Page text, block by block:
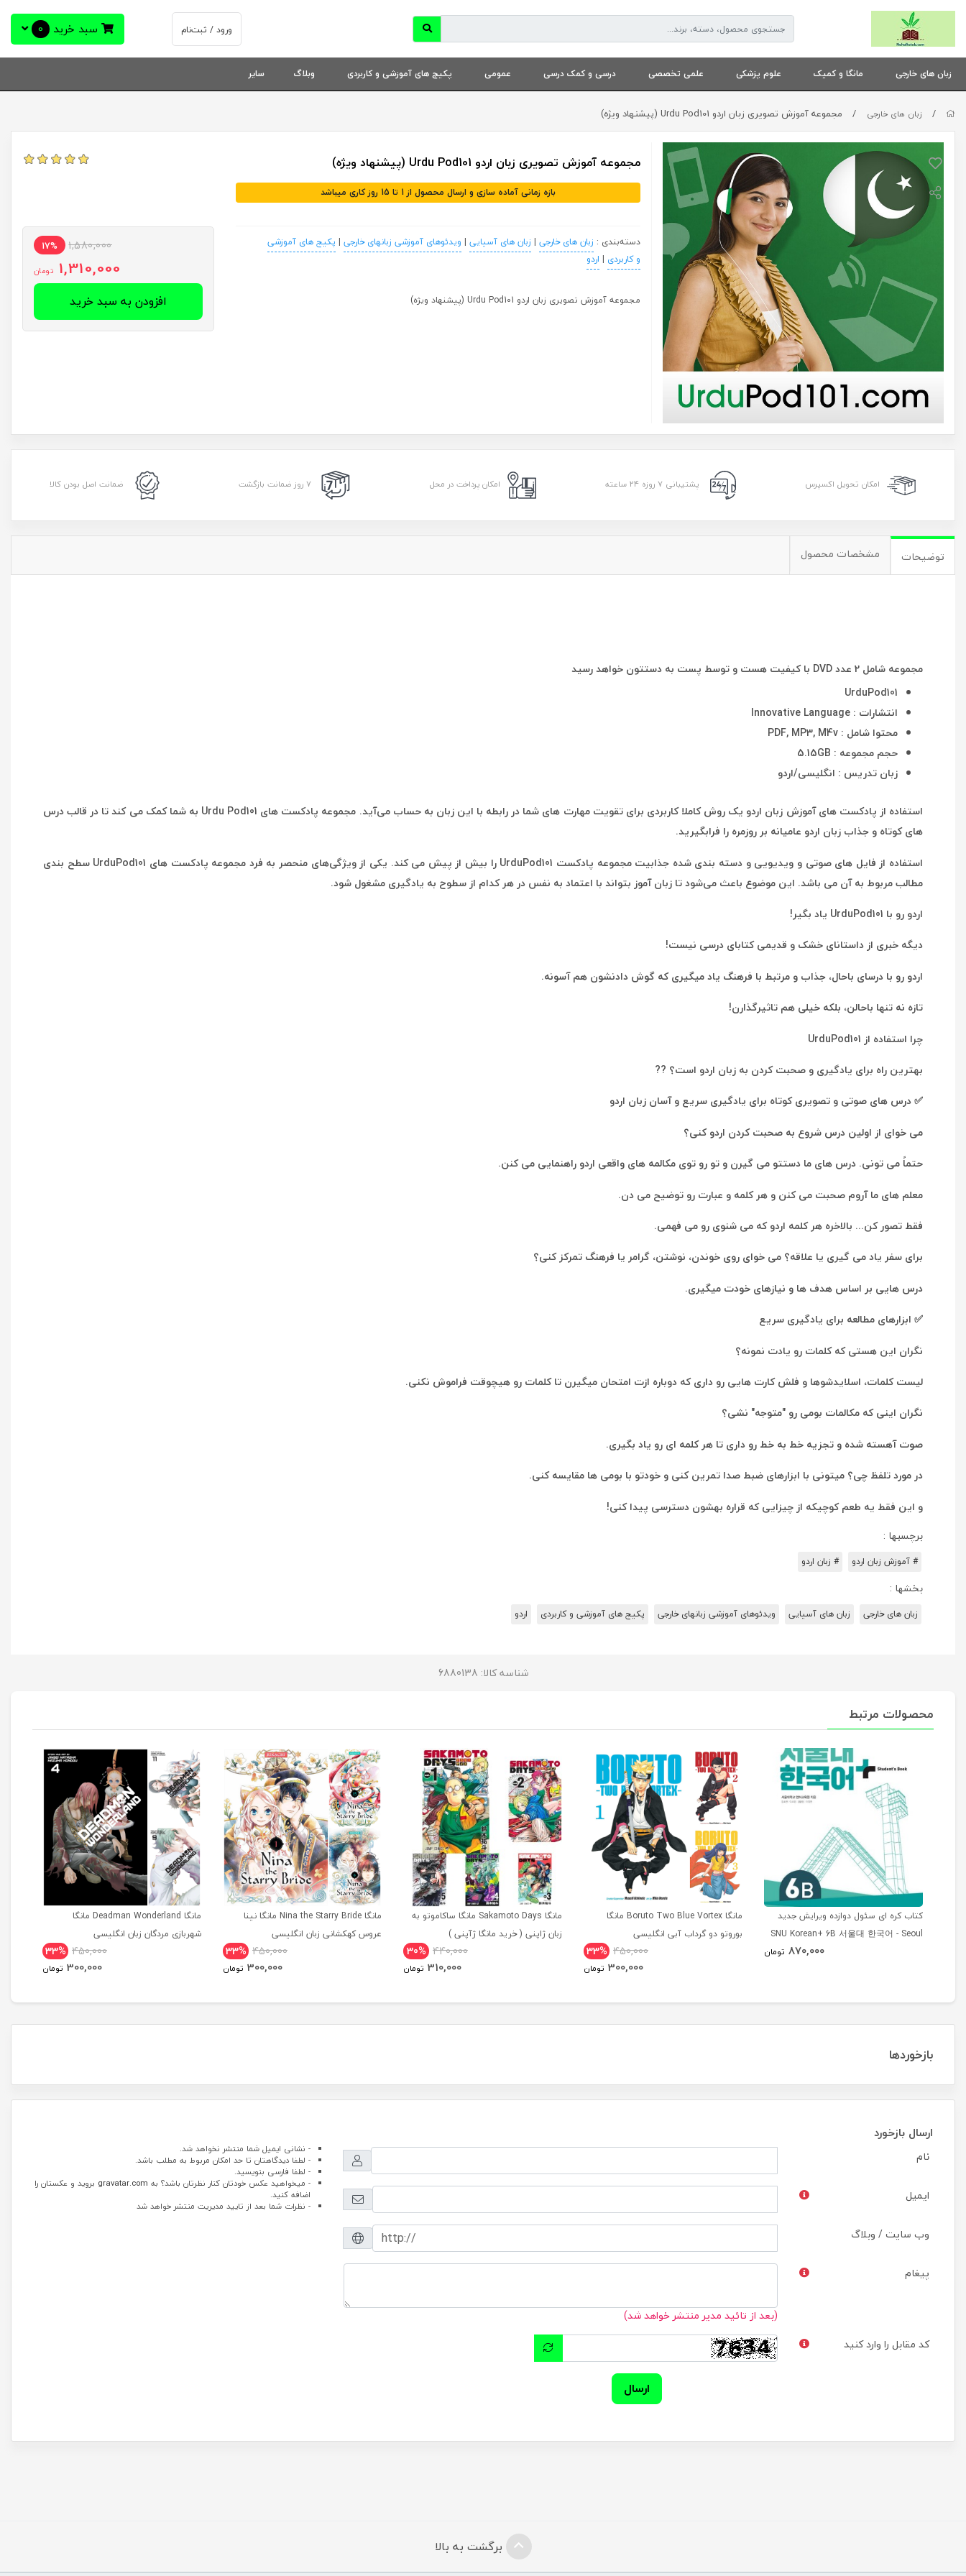
ورود / ثبت‌نام سبد خرید 0
زبان های خارجی مانگا و کمیک علوم پزشکی علمی تخصصی درسی و کمک درسی عمومی پکیج های آموزشی و کاربردی وبلاگ سایر
/ زبان های خارجی / مجموعه آموزش تصویری زبان اردو Urdu Pod101 (پیشنهاد ویژه)
مجموعه آموزش تصویری زبان اردو Urdu Pod101 (پیشنهاد ویژه)
بازه زمانی آماده سازی و ارسال محصول از 1 تا 15 روز کاری میباشد
دسته‌بندی : زبان های خارجی | زبان های آسیایی | ویدئوهای آموزشی زبانهای خارجی | پکیج های آموزشی
و کاربردی | اردو
مجموعه آموزش تصویری زبان اردو Urdu Pod101 (پیشنهاد ویژه)
1,580,000
17%
1,310,000 تومان
افزودن به سبد خرید
امکان تحویل اکسپرس پشتیبانی ۷ روزه ۲۴ ساعته امکان پرداخت در محل ۷ روز ضمانت بازگشت ضمانت اصل بودن کالا
توضیحات مشخصات محصول
مجموعه شامل 2 عدد DVD با کیفیت هست و توسط پست به دستتون خواهد رسید
UrduPod101
انتشارات : Innovative Language
محتوا شامل : PDF, MP3, M4v
حجم مجموعه : 5.15GB
زبان تدریس : انگلیسی/اردو
استفاده از پادکست های آموزش زبان اردو یک روش کاملا کاربردی برای تقویت مهارت های شما در رابطه با این زبان به حساب می‌آید. مجموعه پادکست های Urdu Pod101 به شما کمک می کند تا در قالب درس
های کوتاه و جذاب زبان اردو عامیانه بر روزمره را فرابگیرید.
استفاده از فایل های صوتی و ویدیویی و دسته بندی شده جذابیت مجموعه پادکست UrduPod101 را بیش از پیش می کند. یکی از ویژگی‌های منحصر به فرد مجموعه پادکست های UrduPod101 سطح بندی
مطالب مربوط به آن می باشد. این موضوع باعث می‌شود تا زبان آموز بتواند با اعتماد به نفس در هر کدام از سطوح به یادگیری مشغول شود.
اردو رو با UrduPod101 یاد بگیر!
دیگه خبری از داستانای خشک و قدیمی کتابای درسی نیست!
اردو رو با درسای باحال، جذاب و مرتبط با فرهنگ یاد میگیری که گوش دادنشون هم آسونه.
تازه نه تنها باحالن، بلکه خیلی هم تاثیرگذارن!
چرا استفاده از UrduPod101
بهترین راه برای یادگیری و صحبت کردن به زبان اردو است؟ ??
✅ درس های صوتی و تصویری کوتاه برای یادگیری سریع و آسان زبان اردو
می خوای از اولین درس شروع به صحبت کردن اردو کنی؟
حتماً می تونی. درس های ما دستتو می گیرن و تو رو توی مکالمه های واقعی اردو راهنمایی می کنن.
معلم های ما آروم صحبت می کنن و هر کلمه و عبارت رو توضیح می دن.
فقط تصور کن... بالاخره هر کلمه اردو که می شنوی رو می فهمی.
برای سفر یاد می گیری یا علاقه؟ می خوای روی خوندن، نوشتن، گرامر یا فرهنگ تمرکز کنی؟
درس هایی بر اساس هدف ها و نیازهای خودت میگیری.
✅ ابزارهای مطالعه برای یادگیری سریع
نگران این هستی که کلمات رو یادت نمونه؟
لیست کلمات، اسلایدشوها و فلش کارت هایی رو داری که دوباره ازت امتحان میگیرن تا کلمات رو هیچوقت فراموش نکنی.
نگران اینی که مکالمات بومی رو "متوجه" نشی؟
صوت آهسته شده و تجزیه خط به خط رو داری تا هر کلمه ای رو یاد بگیری.
در مورد تلفظ چی؟ میتونی با ابزارهای ضبط صدا تمرین کنی و خودتو با بومی ها مقایسه کنی.
و این فقط یه طعم کوچیکه از چیزایی که قراره بهشون دسترسی پیدا کنی!
برچسبها :
# آموزش زبان اردو # زبان اردو
بخشها :
زبان های خارجی زبان های آسیایی ویدئوهای آموزشی زبانهای خارجی پکیج های آموزشی و کاربردی اردو
شناسه کالا: 6880138
محصولات مرتبط
کتاب کره ای سئول دوازده ویرایش جدید
SNU Korean+ 6B 서울대 한국어 - Seoul
870,000 تومان
مانگا Boruto Two Blue Vortex مانگا
بوروتو دو گرداب آبی انگلیسی
33% 450,000
300,000 تومان
مانگا Sakamoto Days مانگا ساکاموتو به
زبان ژاپنی ( خرید مانگا ژآپنی )
30% 440,000
310,000 تومان
مانگا Nina the Starry Bride مانگا نینا
عروس کهکشانی زبان انگلیسی
33% 450,000
300,000 تومان
مانگا Deadman Wonderland مانگا
شهربازی مردگان زبان انگلیسی
33% 450,000
300,000 تومان
بازخوردها
ارسال بازخورد
نام
ایمیل
وب سایت / وبلاگ
پیغام
(بعد از تائید مدیر منتشر خواهد شد)
کد مقابل را وارد کنید
ارسال
- نشانی ایمیل شما منتشر نخواهد شد.
- لطفا دیدگاهتان تا حد امکان مربوط به مطلب باشد.
- لطفا فارسی بنویسید.
- میخواهید عکس خودتان کنار نظرتان باشد؟ به gravatar.com بروید و عکستان را
اضافه کنید.
- نظرات شما بعد از تایید مدیریت منتشر خواهد شد
برگشت به بالا